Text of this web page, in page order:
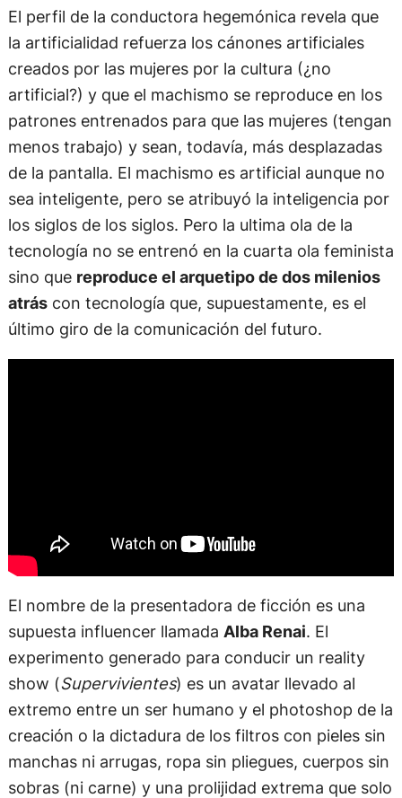
El perfil de la conductora hegemónica revela que
la artificialidad refuerza los cánones artificiales
creados por las mujeres por la cultura (¿no
artificial?) y que el machismo se reproduce en los
patrones entrenados para que las mujeres (tengan
menos trabajo) y sean, todavía, más desplazadas
de la pantalla. El machismo es artificial aunque no
sea inteligente, pero se atribuyó la inteligencia por
los siglos de los siglos. Pero la ultima ola de la
tecnología no se entrenó en la cuarta ola feminista
sino que reproduce el arquetipo de dos milenios
atráscon tecnología que, supuestamente, es el
último giro de la comunicación del futuro.
El nombre de la presentadora de ficción es una
supuesta influencer llamada Alba Renai. El
experimento generado para conducir un reality
show (Supervivientes) es un avatar llevado al
extremo entre un ser humano y el photoshop de la
creación o la dictadura de los filtros con pieles sin
manchas ni arrugas, ropa sin pliegues, cuerpos sin
sobras (ni carne) y una prolijidad extrema que solo